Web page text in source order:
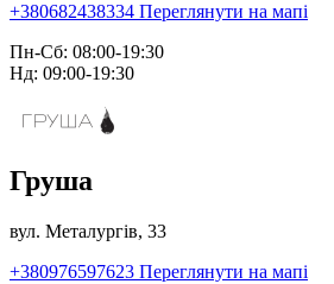
+380682438334 Переглянути на мапі
Пн-Сб: 08:00-19:30
Нд: 09:00-19:30
Груша
вул. Металургів, 33
+380976597623 Переглянути на мапі